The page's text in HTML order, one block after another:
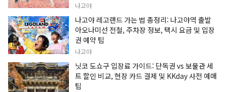
나고야
나고야 레고랜드 가는 법 총정리: 나고야역 출발
아오나미선 전철, 주차장 정보, 택시 요금 및 입장
권 예약 팁
나고야
닛코 도쇼구 입장료 가이드: 단독권 vs 보물관 세
트 할인 비교, 현장 카드 결제 및 KKday 사전 예매
팁